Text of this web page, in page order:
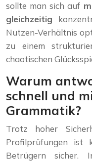
sollte man sich auf
gleichzeitig
Nutzen-Verhältnis
zu einem
chaotischen
Warum
schnell und
Grammatik?
Trotz hoher
Profilprüfungen ist
Betrügern sicher.